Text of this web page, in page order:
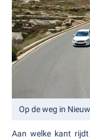
Op de weg in
Aan welke kant rijdt